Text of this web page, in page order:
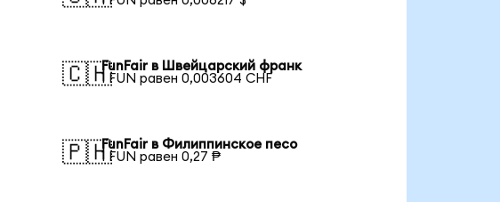
🇨🇭FunFair в Швейцарский франк
1 FUN равен 0,003604 CHF
🇵🇭FunFair в Филиппинское песо
1 FUN равен 0,27 ₱